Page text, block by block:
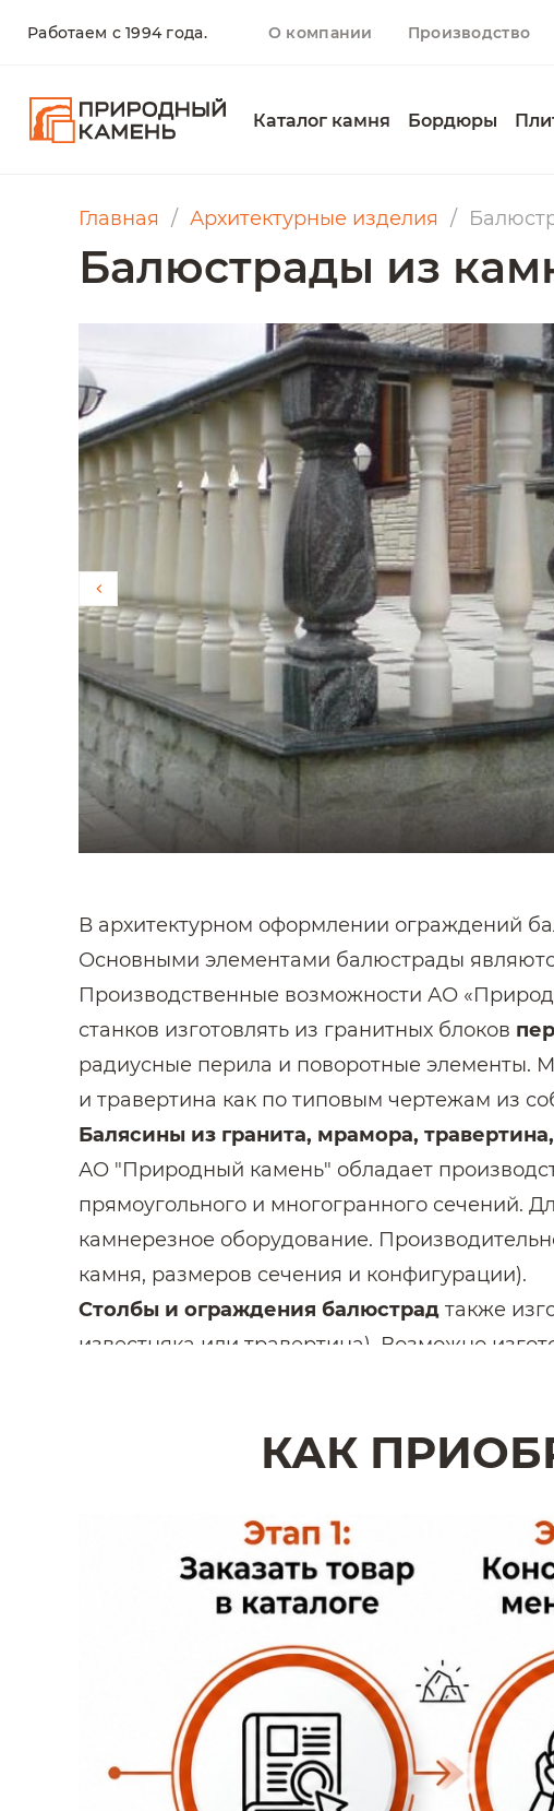
Работаем с 1994 года. О компании Производство
Каталог камня Бордюры
Главная Архитектурные изделия
Балюстрады из
В архитектурном оформлении ограждений
Основными элементами балюстрады
Производственные возможности АО
станков изготовлять из гранитных блоков
радиусные перила и поворотные элементы.
и травертина как по типовым чертежам из
Балясины из гранита, мрамора,
АО "Природный камень" обладает
прямоугольного и многогранного сечений.
камнерезное оборудование.
камня, размеров сечения и конфигурации).
Столбы и ограждения балюстрад также
известняка или травертина). Возможно
проектирование балюстрады с выпуском
КАК